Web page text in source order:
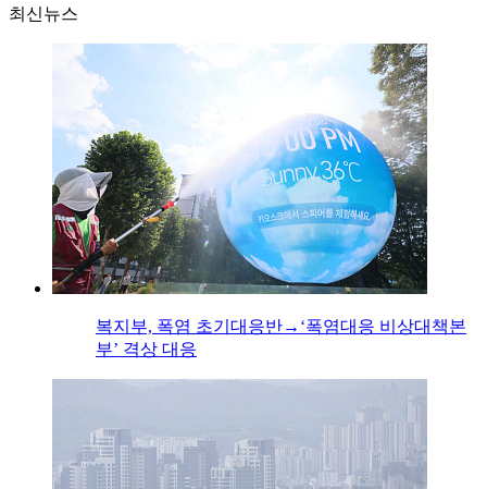
최신뉴스
복지부, 폭염 초기대응반→‘폭염대응 비상대책본
부’ 격상 대응